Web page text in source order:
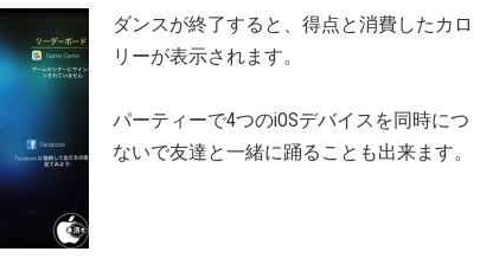
ダンスが終了すると、得点と消費したカロ
リーが表示されます。
パーティーで4つのiOSデバイスを同時につ
ないで友達と一緒に踊ることも出来ます。